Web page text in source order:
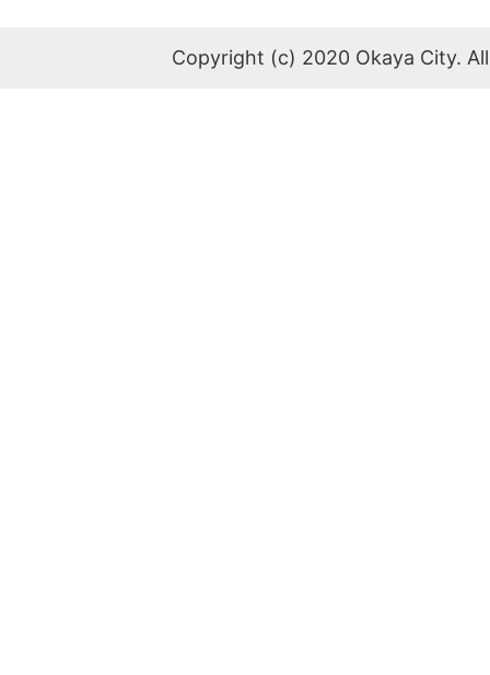
Copyright (c) 2020 Okaya City.